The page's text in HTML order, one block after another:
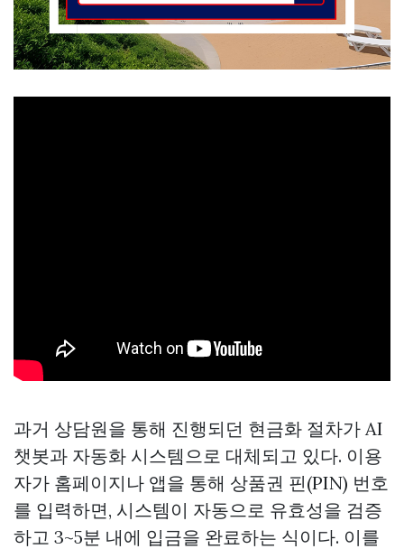
과거 상담원을 통해 진행되던 현금화 절차가 AI
챗봇과 자동화 시스템으로 대체되고 있다. 이용
자가 홈페이지나 앱을 통해 상품권 핀(PIN) 번호
를 입력하면, 시스템이 자동으로 유효성을 검증
하고 3~5분 내에 입금을 완료하는 식이다. 이를